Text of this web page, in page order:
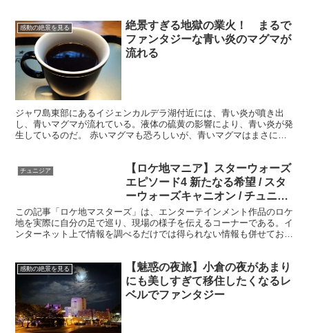
感動の絶景を見る
絶景すぎる地獄の業火！ まるで
ファンタジーな青い炎のマグマが
流れる
ジャワ島東部にあるイジェンカルデラ湖付近には、青い炎が噴き出
し、青いマグマが流れている。液体の硫黄の影響により、青い炎が発
生しているのだ。 赤いマグマも恐ろしいが、青いマグマはまさに地
チュニジア
【ロケ地マニア】スターウォーズ
エピソード4 新たなる希望 / スタ
ーウォーズキャニオン / チュニジ
ア・シディブベル村
この記事「ロケ地マスターズ」は、エンターテインメント作品のロケ
地を実際に自分の足で巡り、現場の様子を伝えるコーナーである。イ
ンターネット上で情報を調べるだけでは得られない情報も併せてお伝
感動の絶景を見る
【魅惑の夜旅】小倉の夜があまり
にも美しすぎて移住したくなるレ
ベルでファンタジー